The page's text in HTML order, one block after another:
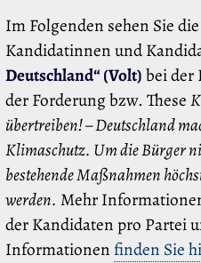
Im Folgenden sehen Sie
Kandidatinnen und
Deutschland“ (Volt)bei der
der Forderung bzw. These
übertreiben! – Deutschland
Klimaschutz. Um die Bürger
bestehende Maßnahmen
werden. Mehr
der Kandidaten pro Partei
Informationen finden Sie